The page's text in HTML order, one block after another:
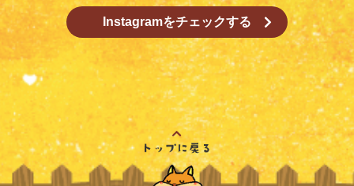
Instagramをチェックする